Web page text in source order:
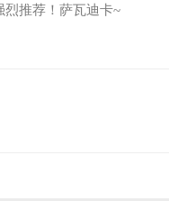
烈推荐！萨瓦迪卡~